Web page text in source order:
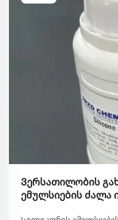
Ვერსათილობის
ემულსიების ძალა